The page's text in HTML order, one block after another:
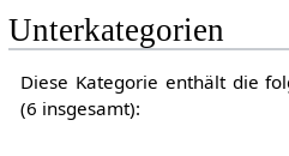
Unterkategorien
Diese Kategorie enthält die
(6 insgesamt):